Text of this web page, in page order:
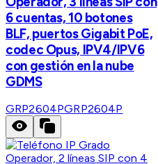
6 cuentas, 10 botones
BLF, puertos Gigabit PoE,
codec Opus, IPV4/IPV6
con gestión en la nube
GDMS
GRP2604PGRP2604P